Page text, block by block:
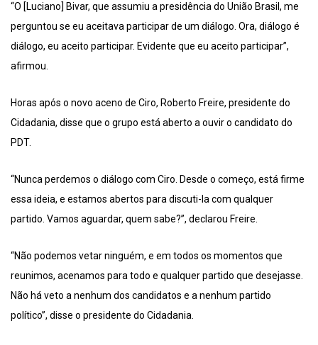
“O [Luciano] Bivar, que assumiu a presidência do União Brasil, me
perguntou se eu aceitava participar de um diálogo. Ora, diálogo é
diálogo, eu aceito participar. Evidente que eu aceito participar”,
afirmou.
Horas após o novo aceno de Ciro, Roberto Freire, presidente do
Cidadania, disse que o grupo está aberto a ouvir o candidato do
PDT.
“Nunca perdemos o diálogo com Ciro. Desde o começo, está firme
essa ideia, e estamos abertos para discuti-la com qualquer
partido. Vamos aguardar, quem sabe?”, declarou Freire.
“Não podemos vetar ninguém, e em todos os momentos que
reunimos, acenamos para todo e qualquer partido que desejasse.
Não há veto a nenhum dos candidatos e a nenhum partido
político”, disse o presidente do Cidadania.